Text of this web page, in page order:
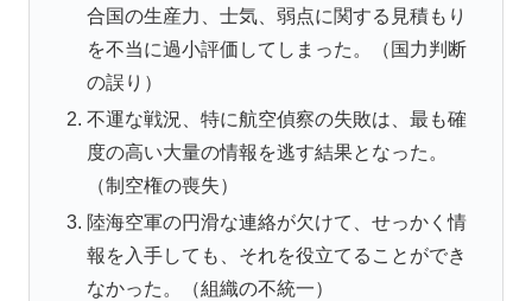
合国の生産力、士気、弱点に関する見積もり
を不当に過小評価してしまった。（国力判断
の誤り）
不運な戦況、特に航空偵察の失敗は、最も確
度の高い大量の情報を逃す結果となった。
（制空権の喪失）
陸海空軍の円滑な連絡が欠けて、せっかく情
報を入手しても、それを役立てることができ
なかった。（組織の不統一）